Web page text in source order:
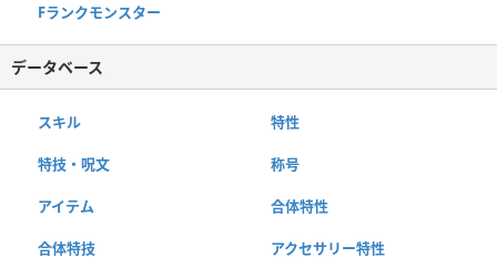
Fランクモンスター
データベース
スキル 特性
特技・呪文 称号
アイテム 合体特性
合体特技 アクセサリー特性